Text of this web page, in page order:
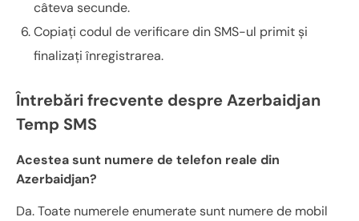
câteva secunde.
Copiați codul de verificare din SMS-ul primit și
finalizați înregistrarea.
Întrebări frecvente despre Azerbaidjan
Temp SMS
Acestea sunt numere de telefon reale din
Azerbaidjan?
Da. Toate numerele enumerate sunt numere de mobil